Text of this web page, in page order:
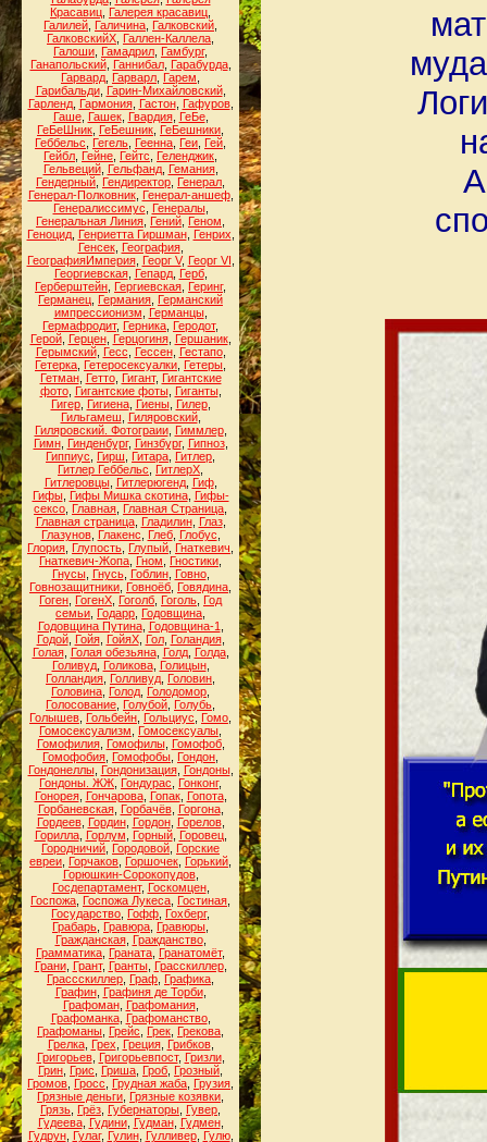
Красавиц Галерея красавиц
Галилей Галичина Галковский
ГалковскийХ Галлен-Каллела
Галоши Гамадрил Гамбург,
Ганапольский, Ганнибал, Гарабурда,
Гарвард Гарварл Гарем
Гарибальди, Гарин-Михайловский,
Гарленд, Гармония, Гастон, Гафуров,
Гаше, Гашек, Гвардия, ГеБе,
ГеБеШник ГеБешник ГеБешники
Геббельс
Гегель Геенна Геи Гей
Гейбл Гейне Гейтс Геленджик
Гельвеций, Гельфанд, Гемания,
Гендерный Гендиректор Генерал
Генерал-Полковник, Генерал-аншеф,
Генералиссимус
Генералы,
Генеральная Линия Гений Геном
Геноцид, Генриетта Гиршман, Генрих
Генсек, География,
ГеографияИмперия, Георг V, Георг VI
Георгиевская, Гепард, Герб,
Герберштейн Гергиевская Геринг,
Германец Германия Германский
импрессионизм
Германцы,
Гермафродит, Герника Геродот,
Герой, Герцен, Герцогиня, Гершаник,
Герымский, Гесс Гессен, Гестапо,
Гетерка Гетеросексуалки Гетеры
Гетман, Гетто, Гигант, Гигантские
фото, Гигантские фоты, Гиганты,
Гигер, Гигиена, Гиены, Гилер,
Гильгамеш
Гиляровский,
Гиляровский. Фотограии, Гиммлер,
Гимн, Гинденбург, Гинзбург, Гипноз,
Гиппиус
Гирш Гитара Гитлер
Гитлер Геббельс
ГитлерХ
Гитлеровцы, Гитлерюгенд, Гиф,
Гифы, Гифы Мишка скотина, Гифы-
сексо Главная Главная Страница
Главная страница, Гладилин, Глаз,
Глазунов, Глакенс Глеб, Глобус
Глория Глупость Глупый Гнаткевич
Гнаткевич-Жопа Гном Гностики
Гнусы, Гнусь, Гоблин, Говно,
Говнозащитники Говноёб Говядина
Гоген ГогенХ Гоголб Гоголь Год
семьи Годарр Годовщина
Годовщина Путина, Годовщина-1
Годой, Гойя, ГойяХ, Гол, Голандия,
Голая, Голая обезьяна, Голд, Голда,
Голивуд, Голикова, Голицын,
Голландия Голливуд Головин
Головина Голод Голодомор
Голосование Голубой Голубь
Голышев Гольбейн Гольциус Гомо
Гомосексуализм
Гомосексуалы
Гомофилия, Гомофилы, Гомофоб,
Гомофобия Гомофобы Гондон
Гондонеллы, Гондонизация, Гондоны,
Гондоны. ЖЖ Гондурас Гонконг,
Гонорея, Гончарова, Гопак, Гопота,
Горбаневская, Горбачёв, Горгона,
Гордеев, Гордин, Гордон, Горелов,
Горилла, Горлум Горный, Горовец,
Городничий Городовой Горские
евреи Горчаков Горшочек Горький
Горюшкин-Сорокопудов,
Госдепартамент, Госкомцен,
Госпожа Госпожа Лукеса Гостиная
Государство Гофф Гохберг,
Грабарь Гравюра Гравюры
Гражданская, Гражданство,
Грамматика Граната Гранатомёт,
Грани, Грант, Гранты, Грасскиллер,
Грассскиллер Граф Графика
Графин, Графиня де Торби,
Графоман, Графомания,
Графоманка, Графоманство,
Графоманы Грейс Грек Грекова
Грелка, Грех Греция, Грибков,
Григорьев, Григорьевпост, Гризли,
Грин Грис Гриша Гроб Грозный
Громов Гросс Грудная жаба Грузия
Грязные деньги Грязные козявки
Грязь Грёз Губернаторы Гувер
Гудеева, Гудини, Гудман, Гудмен,
Гудрун, Гулаг, Гулин, Гулливер, Гулю,